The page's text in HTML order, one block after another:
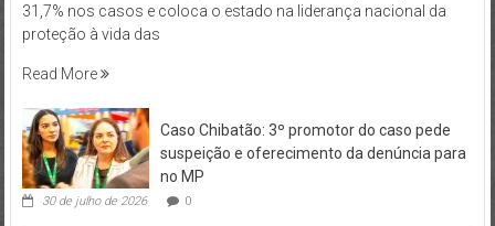
31,7% nos casos e coloca o estado na liderança nacional da
proteção à vida das
Read More
Caso Chibatão: 3º promotor do caso pede
suspeição e oferecimento da denúncia para
no MP
30 de julho de 2026 0